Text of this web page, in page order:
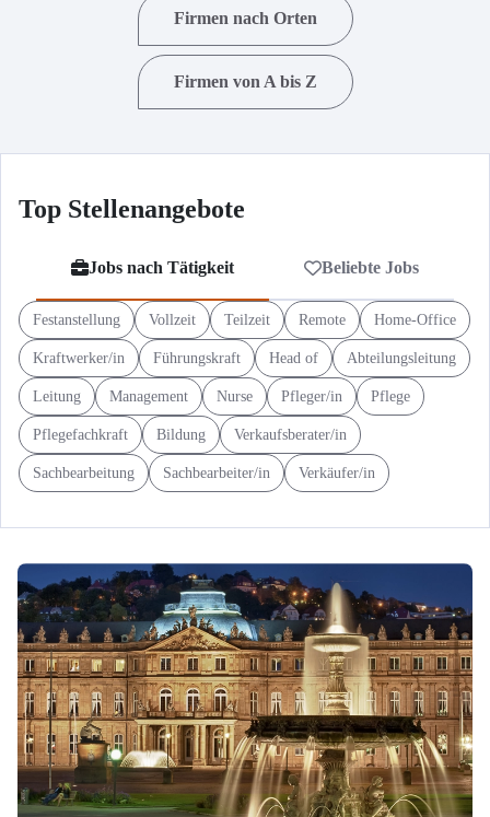
Firmen nach Orten
Firmen von A bis Z
Top Stellenangebote
Jobs nach Tätigkeit Beliebte Jobs
Festanstellung Vollzeit Teilzeit Remote Home-Office
Kraftwerker/in Führungskraft Head of Abteilungsleitung
Leitung Management Nurse Pfleger/in Pflege
Pflegefachkraft Bildung Verkaufsberater/in
Sachbearbeitung Sachbearbeiter/in Verkäufer/in